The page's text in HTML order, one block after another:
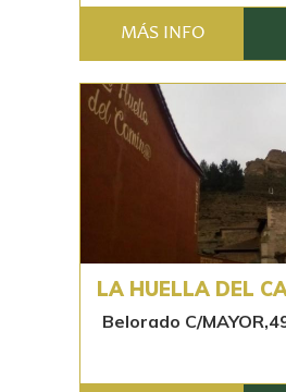
MÁS INFO
LA HUELLA DEL
Belorado C/